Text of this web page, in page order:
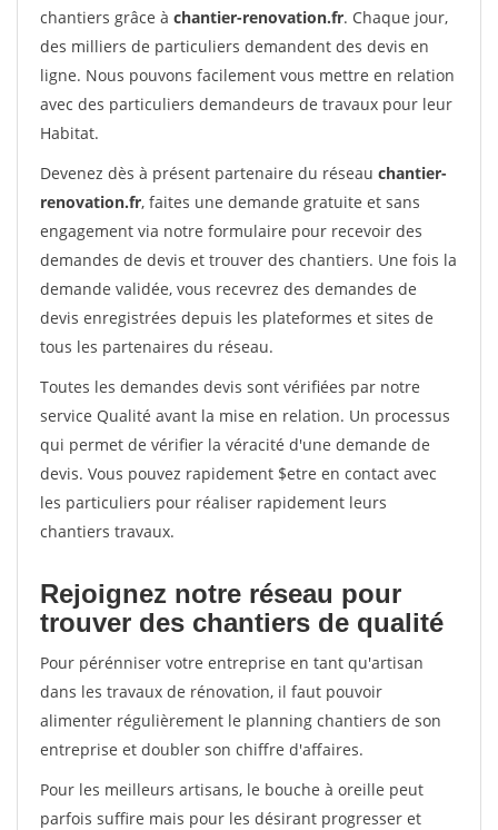
chantiers grâce à chantier-renovation.fr. Chaque jour,
des milliers de particuliers demandent des devis en
ligne. Nous pouvons facilement vous mettre en relation
avec des particuliers demandeurs de travaux pour leur
Habitat.
Devenez dès à présent partenaire du réseau chantier-
renovation.fr, faites une demande gratuite et sans
engagement via notre formulaire pour recevoir des
demandes de devis et trouver des chantiers. Une fois la
demande validée, vous recevrez des demandes de
devis enregistrées depuis les plateformes et sites de
tous les partenaires du réseau.
Toutes les demandes devis sont vérifiées par notre
service Qualité avant la mise en relation. Un processus
qui permet de vérifier la véracité d'une demande de
devis. Vous pouvez rapidement $etre en contact avec
les particuliers pour réaliser rapidement leurs
chantiers travaux.
Rejoignez notre réseau pour
trouver des chantiers de qualité
Pour pérénniser votre entreprise en tant qu'artisan
dans les travaux de rénovation, il faut pouvoir
alimenter régulièrement le planning chantiers de son
entreprise et doubler son chiffre d'affaires.
Pour les meilleurs artisans, le bouche à oreille peut
parfois suffire mais pour les désirant progresser et